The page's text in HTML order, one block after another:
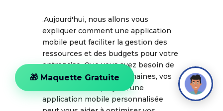
.Aujourd'hui, nous allons vous
expliquer comment une application
mobile peut faciliter la gestion des
ressources et des budgets pour votre
entreprise. Que vous ayez besoin de
gérer vos ressources humaines, vos
finances ou vos projets, une
application mobile personnalisée
🎁 Maquette Gratuite